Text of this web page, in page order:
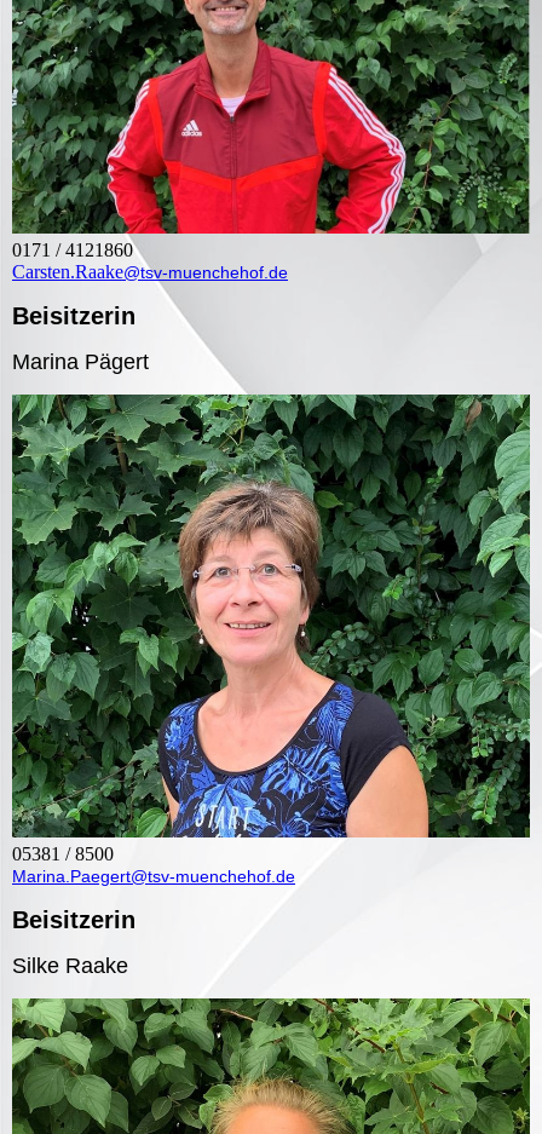
0171 / 4121860
Carsten.Raake@tsv-muenchehof.de
Beisitzerin
Marina Pägert
05381 / 8500
Marina.Paegert@tsv-muenchehof.de
Beisitzerin
Silke Raake